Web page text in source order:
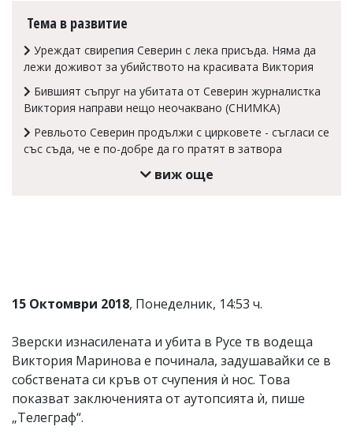
под
статиите
въвеждат
редакцията
коментар,
ни!
Тема в развитие
Уреждат свирепия Северин с лека присъда. Няма да
лежи доживот за убийството на красивата Виктория
Бившият съпруг на убитата от Северин журналистка
Виктория направи нещо неочаквано (СНИМКА)
Ревльото Северин продължи с цирковете - съгласи се
със съда, че е по-добре да го пратят в затвора
виж още
15 Октомври 2018, Понеделник, 14:53 ч.
Зверски изнасилената и убита в Русе тв водеща
Виктория Маринова е починала, задушавайки се в
собствената си кръв от счупения ѝ нос. Това
показват заключенията от аутопсията ѝ, пише
„Телеграф“.